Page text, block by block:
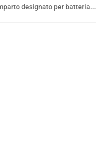
designato per batteria...